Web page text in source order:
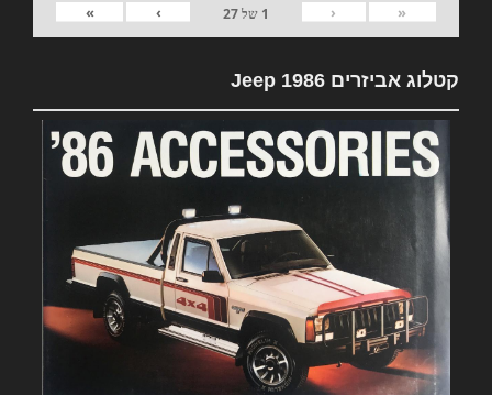
«
‹
1 של27
›
»
קטלוג אביזרים Jeep 1986